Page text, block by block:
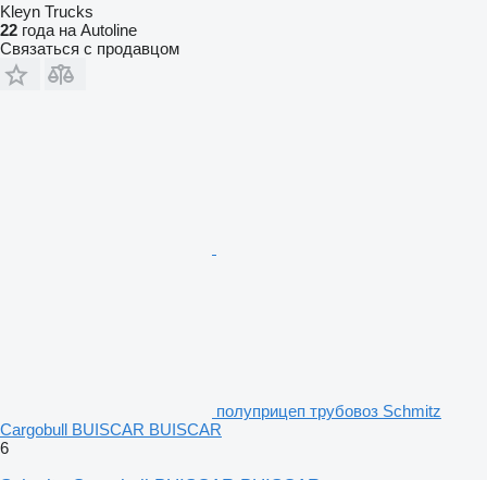
Kleyn Trucks
22 года на Autoline
Связаться с продавцом
полуприцеп трубовоз Schmitz
Cargobull BUISCAR BUISCAR
6